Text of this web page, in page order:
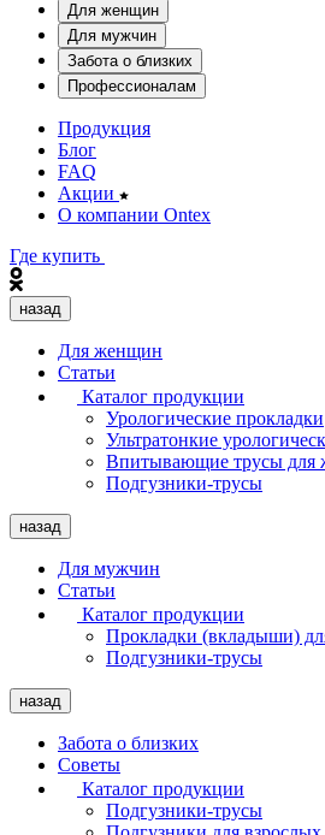
Для женщин
Для мужчин
Забота о близких
Профессионалам
Продукция
Блог
FAQ
Акции
О компании Ontex
Где купить
назад
Для женщин
Статьи
Каталог продукции
Урологические прокладки
Ультратонкие
Впитывающие трусы для
Подгузники-трусы
назад
Для мужчин
Статьи
Каталог продукции
Прокладки (вкладыши)
Подгузники-трусы
назад
Забота о близких
Советы
Каталог продукции
Подгузники-трусы